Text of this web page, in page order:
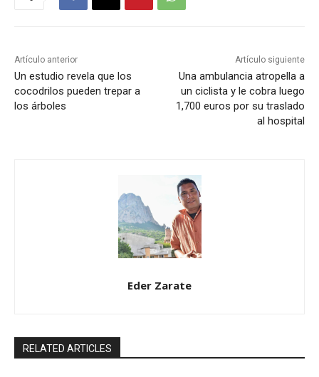
Artículo anterior
Un estudio revela que los
cocodrilos pueden trepar a
los árboles
Artículo siguiente
Una ambulancia atropella a
un ciclista y le cobra luego
1,700 euros por su traslado
al hospital
Eder Zarate
RELATED ARTICLES